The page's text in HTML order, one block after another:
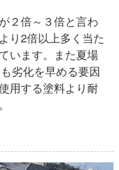
２倍～３倍と言わ
り2倍以上多く当た
います。また夏場
劣化を早める要因
用する塗料より耐